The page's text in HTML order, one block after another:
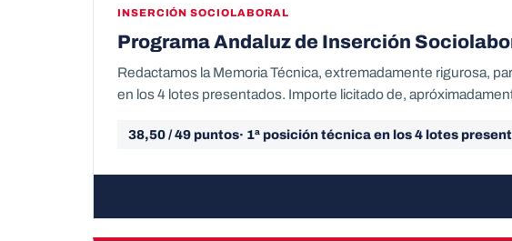
INSERCIÓN SOCIOLABORAL
Programa Andaluz de Inserción
Redactamos la Memoria Técnica, extremadamente rigurosa,
en los 4 lotes presentados. Importe licitado de,
38,50 / 49 puntos· 1ª posición técnica en los 4 lotes